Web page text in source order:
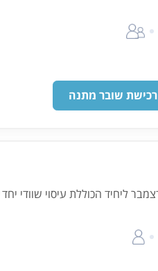
רכישת שובר מתנה